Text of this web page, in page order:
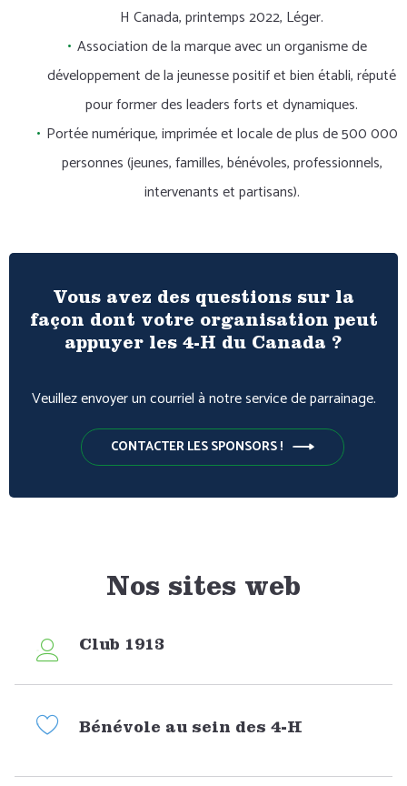
H Canada, printemps 2022, Léger.
Association de la marque avec un organisme de
développement de la jeunesse positif et bien établi, réputé
pour former des leaders forts et dynamiques.
Portée numérique, imprimée et locale de plus de 500 000
personnes (jeunes, familles, bénévoles, professionnels,
intervenants et partisans).
Vous avez des questions sur la
façon dont votre organisation peut
appuyer les 4-H du Canada ?
Veuillez envoyer un courriel à notre service de parrainage.
CONTACTER LES SPONSORS !
Nos sites web
Club 1913
Bénévole au sein des 4-H